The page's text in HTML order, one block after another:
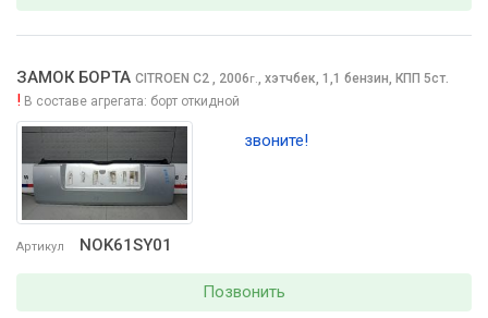
Артикул NOK61SY01
ЗАМОК БОРТА CITROEN C2 , 2006г., хэтчбек, 1,1 бензин, КПП 5ст.
! В составе агрегата: борт откидной
звоните!
Позвонить